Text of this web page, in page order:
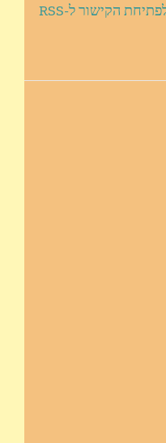
לחצו על הסמל הכתום הקטן לפתיחת הקישור ל-RSS